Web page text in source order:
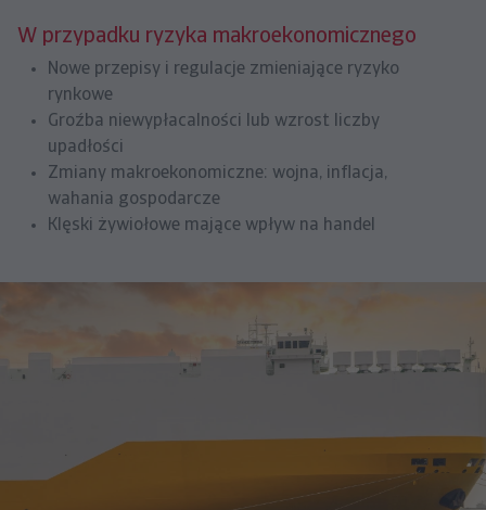
W przypadku ryzyka makroekonomicznego
Nowe przepisy i regulacje zmieniające ryzyko
rynkowe
Groźba niewypłacalności lub wzrost liczby
upadłości
Zmiany makroekonomiczne: wojna, inflacja,
wahania gospodarcze
Klęski żywiołowe mające wpływ na handel